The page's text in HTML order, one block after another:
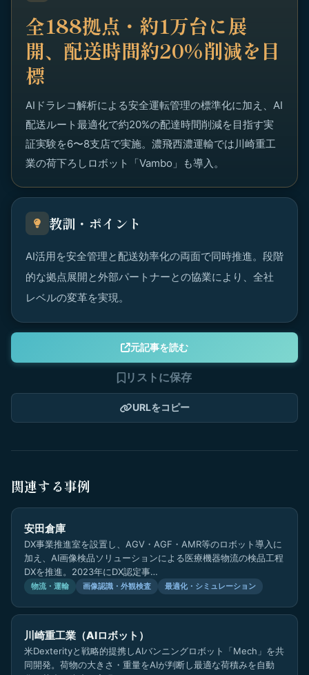
全188拠点・約1万台に展
開、配送時間約20%削減を目
標
AIドラレコ解析による安全運転管理の標準化に加え、AI
配送ルート最適化で約20%の配達時間削減を目指す実
証実験を6〜8支店で実施。濃飛西濃運輸では川崎重工
業の荷下ろしロボット「Vambo」も導入。
教訓・ポイント
AI活用を安全管理と配送効率化の両面で同時推進。段階
的な拠点展開と外部パートナーとの協業により、全社
レベルの変革を実現。
元記事を読む
リストに保存
URLをコピー
関連する事例
安田倉庫
DX事業推進室を設置し、AGV・AGF・AMR等のロボット導入に
加え、AI画像検品ソリューションによる医療機器物流の検品工程
DXを推進。2023年にDX認定事…
物流・運輸 画像認識・外観検査 最適化・シミュレーション
川崎重工業（AIロボット）
米Dexterityと戦略的提携しAIバンニングロボット「Mech」を共
同開発。荷物の大きさ・重量をAIが判断し最適な荷積みを自動